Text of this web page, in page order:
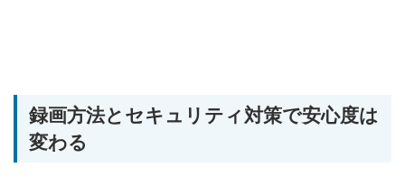
録画方法とセキュリティ対策で安心度は
変わる